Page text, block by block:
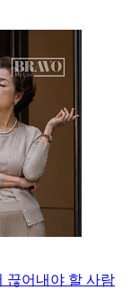
끊어내야 할 사람